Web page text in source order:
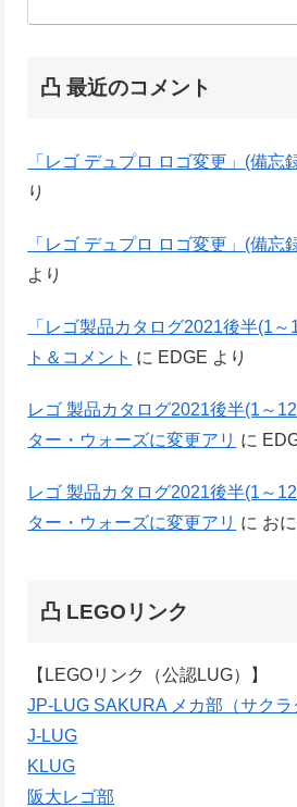
凸 最近のコメント
「レゴ デュプロ ロゴ変更」(備忘
り
「レゴ デュプロ ロゴ変更」(備忘
より
「レゴ製品カタログ2021後半(1～
ト＆コメント に EDGE より
レゴ 製品カタログ2021後半(1～
ター・ウォーズに変更アリ に
レゴ 製品カタログ2021後半(1～
ター・ウォーズに変更アリ に お
凸 LEGOリンク
【LEGOリンク（公認LUG）】
JP-LUG SAKURA メカ部（サクラ
J-LUG
KLUG
阪大レゴ部